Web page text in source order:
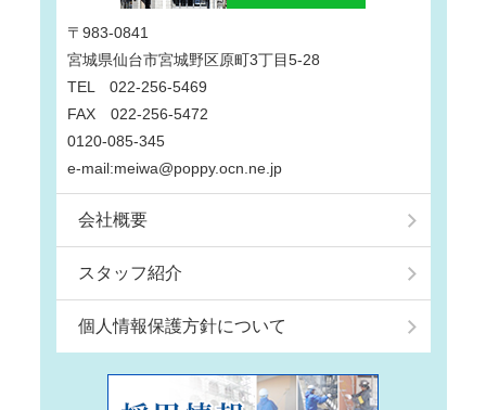
〒983-0841
宮城県仙台市宮城野区原町3丁目5-28
TEL 022-256-5469
FAX 022-256-5472
0120-085-345
e-mail:meiwa@poppy.ocn.ne.jp
会社概要
スタッフ紹介
個人情報保護方針について